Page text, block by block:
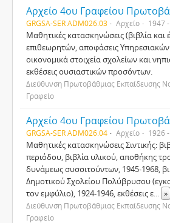
GRGSA-SER ADM026.03 Αρχείο 1947
Μαθητικές κατασκηνώσεις (βιβλία και
επιθεωρητών, αποφάσεις
οικονομικά στοιχεία σχολείων και
εκθέσεις ουσιαστικών προσόντων.
Διεύθυνση Πρωτοβάθμιας Εκπαίδευσης
Γραφείο
GRGSA-SER ADM026.04 Αρχείο 1926
Μαθητικές κατασκηνώσεις Σιντικής:
περιόδου, βιβλία υλικού, αποθήκης
δυνάμεως συσσιτούντων, 1945-1968,
Δημοτικού Σχολείου Πολύβρυσου
τον εμφύλιο), 1924-1946, εκθέσεις ε... »
Διεύθυνση Πρωτοβάθμιας Εκπαίδευσης
Γραφείο